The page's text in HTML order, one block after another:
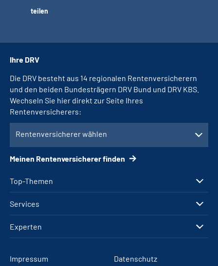
teilen
Top-Themen
Services
Experten
Ihre DRV
Die DRV besteht aus 14 regionalen Rentenversicherern
und den beiden Bundesträgern DRV Bund und DRV KBS.
Wechseln Sie hier direkt zur Seite Ihres
Rentenversicherers:
Rentenversicherer wählen
Meinen Rentenversicherer finden
Impressum Datenschutz